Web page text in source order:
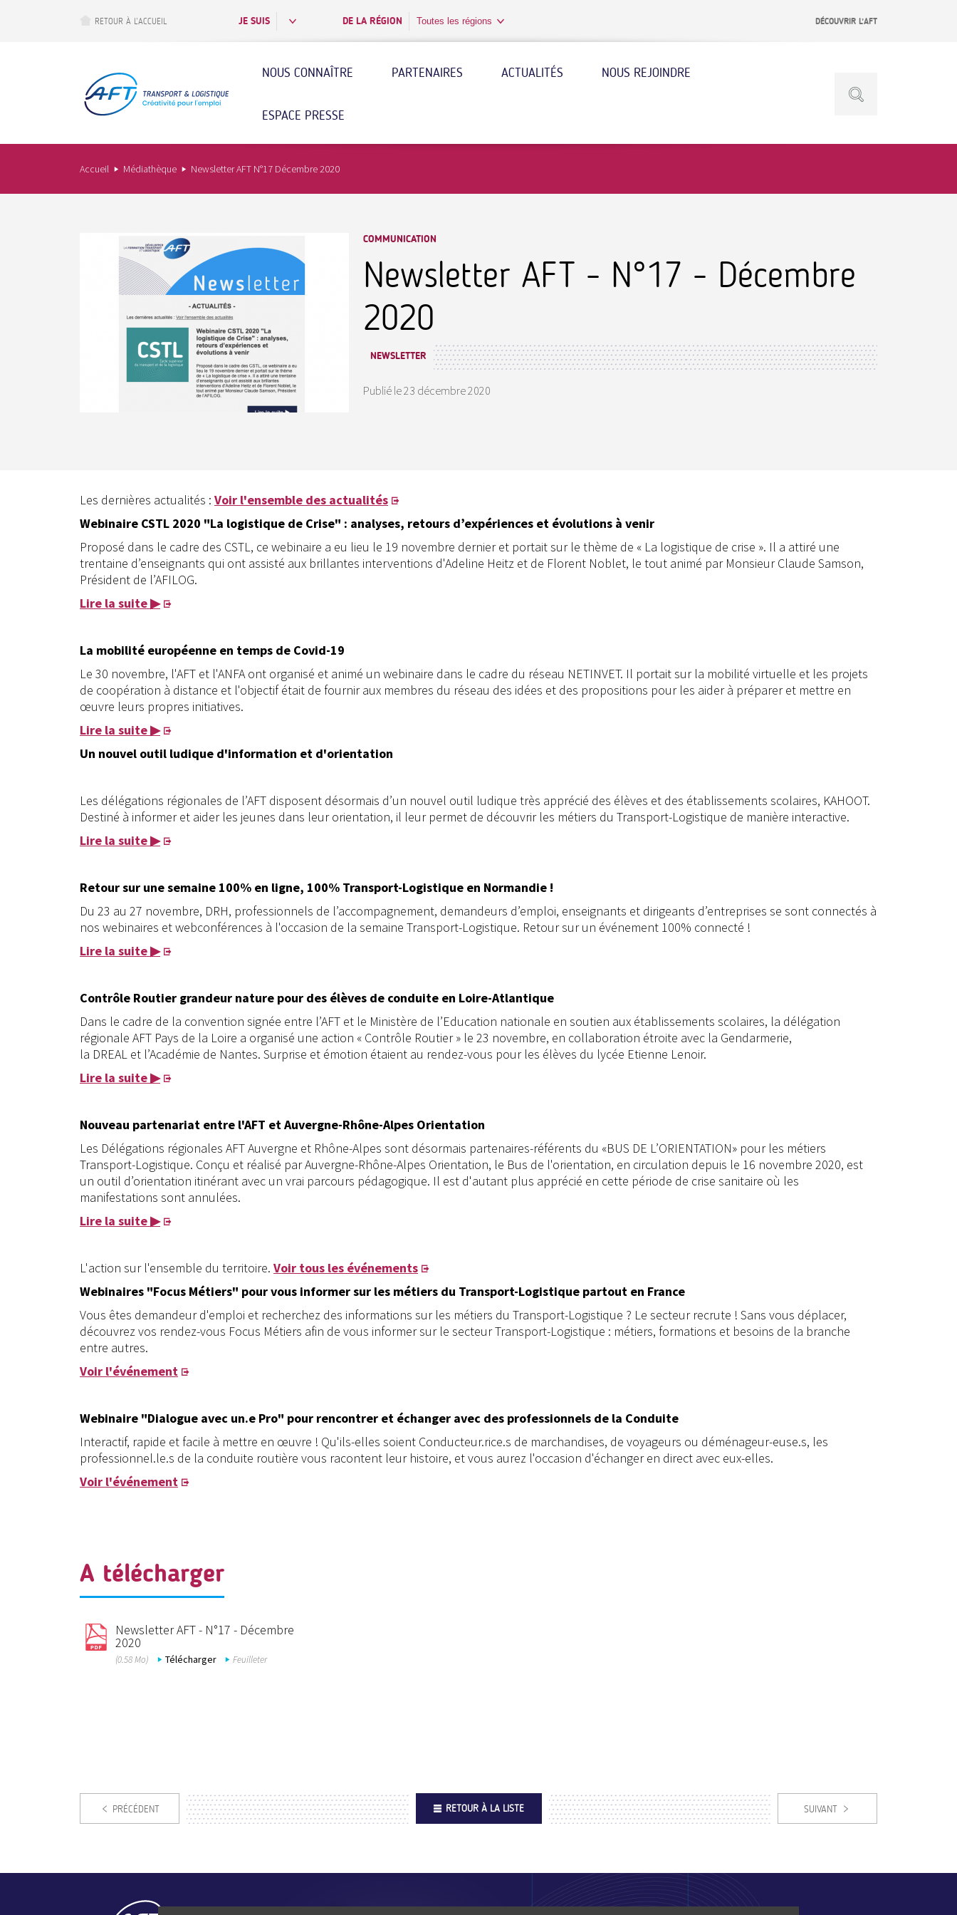
RETOUR À L’ACCUEIL JE SUIS DE LA RÉGION Toutes les régions DÉCOUVRIR L’AFT
NOUS CONNAÎTRE PARTENAIRES ACTUALITÉS NOUS REJOINDRE
ESPACE PRESSE
Accueil Médiathèque Newsletter AFT N°17 Décembre 2020
COMMUNICATION
Newsletter AFT - N°17 - Décembre
2020
NEWSLETTER
Publié le23 décembre 2020
Les dernières actualités : Voir l'ensemble des actualités
Webinaire CSTL 2020 "La logistique de Crise" : analyses, retours d’expériences et évolutions à venir
Proposé dans le cadre des CSTL, ce webinaire a eu lieu le 19 novembre dernier et portait sur le thème de « La logistique de crise ». Il a attiré une
trentaine d’enseignants qui ont assisté aux brillantes interventions d'Adeline Heitz et de Florent Noblet, le tout animé par Monsieur Claude Samson,
Président de l’AFILOG.
Lire la suite ▶
La mobilité européenne en temps de Covid-19
Le 30 novembre, l'AFT et l'ANFA ont organisé et animé un webinaire dans le cadre du réseau NETINVET. Il portait sur la mobilité virtuelle et les projets
de coopération à distance et l'objectif était de fournir aux membres du réseau des idées et des propositions pour les aider à préparer et mettre en
œuvre leurs propres initiatives.
Lire la suite ▶
Un nouvel outil ludique d'information et d'orientation
Les délégations régionales de l’AFT disposent désormais d’un nouvel outil ludique très apprécié des élèves et des établissements scolaires, KAHOOT.
Destiné à informer et aider les jeunes dans leur orientation, il leur permet de découvrir les métiers du Transport-Logistique de manière interactive.
Lire la suite ▶
Retour sur une semaine 100% en ligne, 100% Transport-Logistique en Normandie !
Du 23 au 27 novembre, DRH, professionnels de l’accompagnement, demandeurs d’emploi, enseignants et dirigeants d’entreprises se sont connectés à
nos webinaires et webconférences à l'occasion de la semaine Transport-Logistique. Retour sur un événement 100% connecté !
Lire la suite ▶
Contrôle Routier grandeur nature pour des élèves de conduite en Loire-Atlantique
Dans le cadre de la convention signée entre l’AFT et le Ministère de l’Education nationale en soutien aux établissements scolaires, la délégation
régionale AFT Pays de la Loire a organisé une action « Contrôle Routier » le 23 novembre, en collaboration étroite avec la Gendarmerie,
la DREAL et l’Académie de Nantes. Surprise et émotion étaient au rendez-vous pour les élèves du lycée Etienne Lenoir.
Lire la suite ▶
Nouveau partenariat entre l'AFT et Auvergne-Rhône-Alpes Orientation
Les Délégations régionales AFT Auvergne et Rhône-Alpes sont désormais partenaires-référents du «BUS DE L’ORIENTATION» pour les métiers
Transport-Logistique. Conçu et réalisé par Auvergne-Rhône-Alpes Orientation, le Bus de l'orientation, en circulation depuis le 16 novembre 2020, est
un outil d’orientation itinérant avec un vrai parcours pédagogique. Il est d'autant plus apprécié en cette période de crise sanitaire où les
manifestations sont annulées.
Lire la suite ▶
L'action sur l'ensemble du territoire. Voir tous les événements
Webinaires "Focus Métiers" pour vous informer sur les métiers du Transport-Logistique partout en France
Vous êtes demandeur d'emploi et recherchez des informations sur les métiers du Transport-Logistique ? Le secteur recrute ! Sans vous déplacer,
découvrez vos rendez-vous Focus Métiers afin de vous informer sur le secteur Transport-Logistique : métiers, formations et besoins de la branche
entre autres.
Voir l'événement
Webinaire "Dialogue avec un.e Pro" pour rencontrer et échanger avec des professionnels de la Conduite
Interactif, rapide et facile à mettre en œuvre ! Qu'ils-elles soient Conducteur.rice.s de marchandises, de voyageurs ou déménageur-euse.s, les
professionnel.le.s de la conduite routière vous racontent leur histoire, et vous aurez l'occasion d'échanger en direct avec eux-elles.
Voir l'événement
A télécharger
Newsletter AFT - N°17 - Décembre
2020
(0.58 Mo) Télécharger Feuilleter
PRÉCÉDENT RETOUR À LA LISTE SUIVANT
Footer